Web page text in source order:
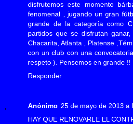
disfrutemos este momento
fenomenal , jugando un gran
grande de la categoría como
partidos que se disfrutan
Chacarita, Atlanta , Platense
con un club con una
respeto ). Pensemos en grande !!
Responder
Anónimo 25 de mayo de 2013 a
HAY QUE RENOVARLE EL